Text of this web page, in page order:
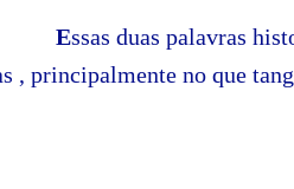
Essas duas palavras
, principalmente no que